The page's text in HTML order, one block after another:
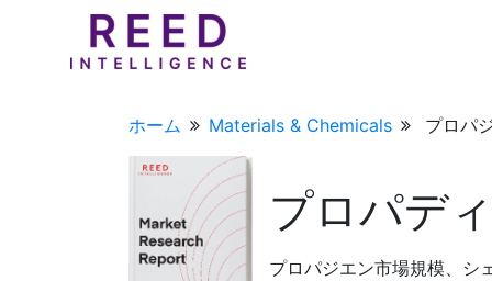
ホーム Materials & Chemicals プロパ
プロパデ
プロパジエン市場規模、シ